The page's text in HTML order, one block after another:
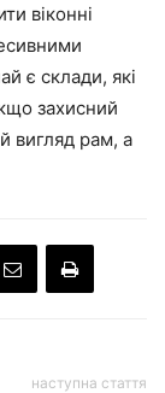
віконні
є склади, які
захисний
вигляд рам, а
наступна стаття